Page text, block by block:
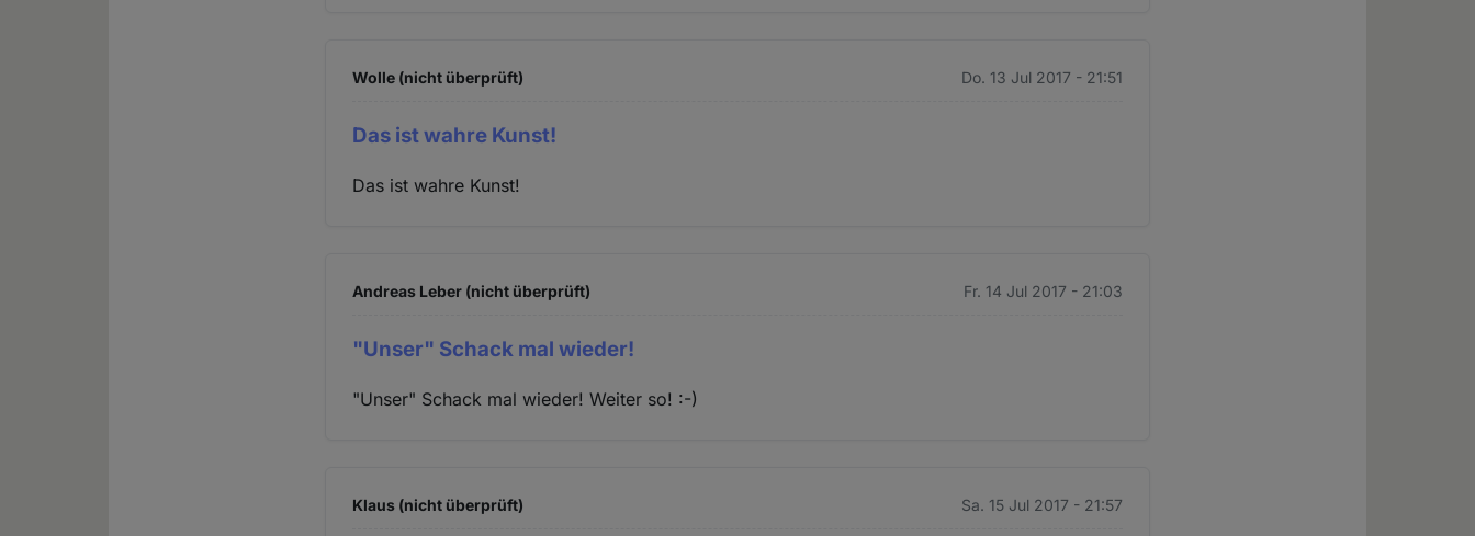
Wolle (nicht überprüft) Do. 13 Jul 2017 - 21:51
Das ist wahre Kunst!
Das ist wahre Kunst!
Andreas Leber (nicht überprüft) Fr. 14 Jul 2017 - 21:03
"Unser" Schack mal wieder!
"Unser" Schack mal wieder! Weiter so! :-)
Klaus (nicht überprüft) Sa. 15 Jul 2017 - 21:57